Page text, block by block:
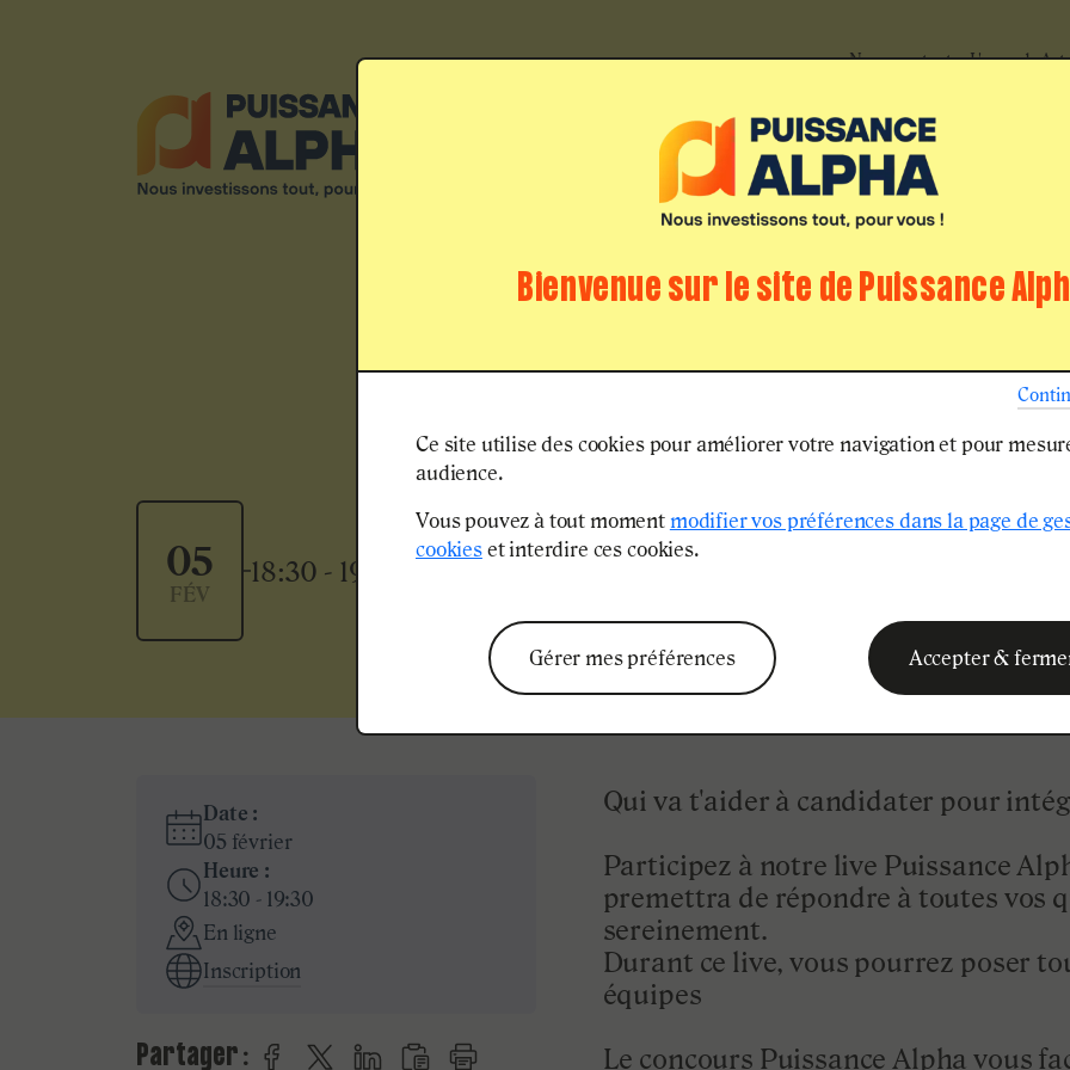
Bienvenue sur le site de Puissance
Ce site utilise des cookies pour améliorer votre navigation et pour
audience.
Vous pouvez à tout moment modifier vos préférences dans la page de
cookieset interdire ces cookies.
Gérer mes préférences Accepter &
Nous contacterL'agenda
Puissance
ALPHA
Les écoles
d'ingénieurs
Accueil ... Live Puissance Alpha 5 février
LIVE
FÉVRIER 2025 :
VOEUX
05
FÉV
18:30 - 19:30
Date :
05 février
Heure :
18:30 - 19:30
En ligne
Inscription
Partager :
Qui va t'aider à candidater pour
Participez à notre live Puissance
premettra de répondre à toutes vos
sereinement.
Durant ce live, vous pourrez poser
équipes
Le concours Puissance Alpha vous